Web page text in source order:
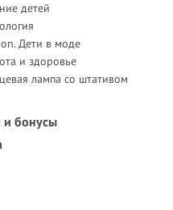
детей
Дети в моде
и здоровье
лампа со штативом
и бонусы